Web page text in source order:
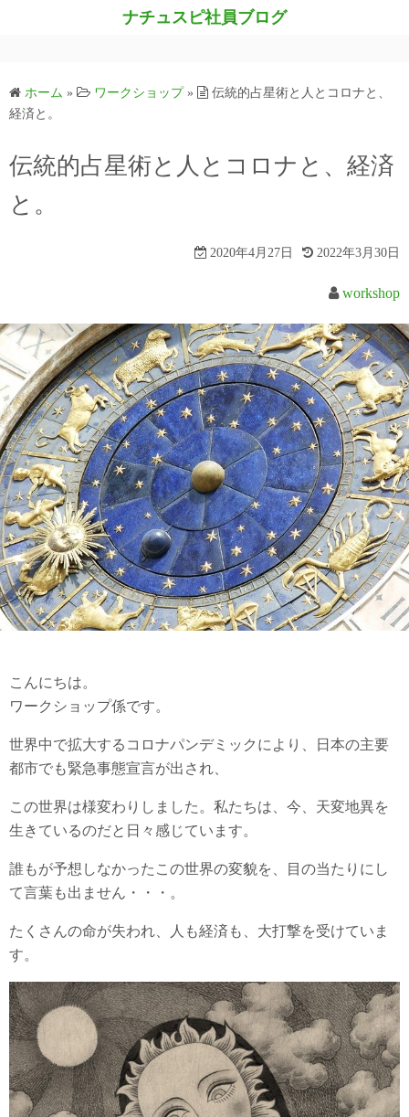
ツ
キ
ナチュスピ社員ブログ
ホーム » ワークショップ »
伝統的占星術と人とコロナと、
経済と。
伝統的占星術と人とコロナと、経済
と。
2020年4月27日 2022年3月30日
workshop
こんにちは。
ワークショップ係です。
世界中で拡大するコロナパンデミックにより、日本の主要
都市でも緊急事態宣言が出され、
この世界は様変わりしました。私たちは、今、天変地異を
生きているのだと日々感じています。
誰もが予想しなかったこの世界の変貌を、目の当たりにし
て言葉も出ません・・・。
たくさんの命が失われ、人も経済も、大打撃を受けていま
す。